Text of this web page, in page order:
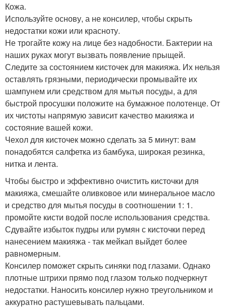
Кожа.
Используйте основу, а не консилер, чтобы скрыть
недостатки кожи или красноту.
Не трогайте кожу на лице без надобности. Бактерии на
наших руках могут вызвать появление прыщей.
Следите за состоянием кисточек для макияжа. Их нельзя
оставлять грязными, периодически промывайте их
шампунем или средством для мытья посуды, а для
быстрой просушки положите на бумажное полотенце. От
их чистоты напрямую зависит качество макияжа и
состояние вашей кожи.
Чехол для кисточек можно сделать за 5 минут: вам
понадобятся салфетка из бамбука, широкая резинка,
нитка и лента.
Чтобы быстро и эффективно очистить кисточки для
макияжа, смешайте оливковое или минеральное масло
и средство для мытья посуды в соотношении 1: 1.
промойте кисти водой после использования средства.
Сдувайте избыток пудры или румян с кисточки перед
нанесением макияжа - так мейкап выйдет более
равномерным.
Консилер поможет скрыть синяки под глазами. Однако
плотные штрихи прямо под глазом только подчеркнут
недостатки. Наносить консилер нужно треугольником и
аккуратно растушевывать пальцами.